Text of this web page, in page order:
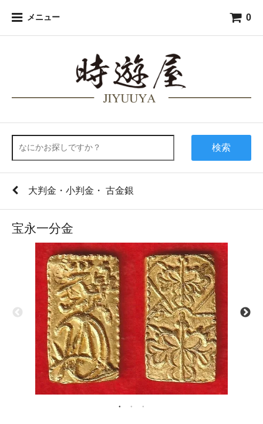
メニュー 0
検索
大判金・小判金・ 古金銀
宝永一分金